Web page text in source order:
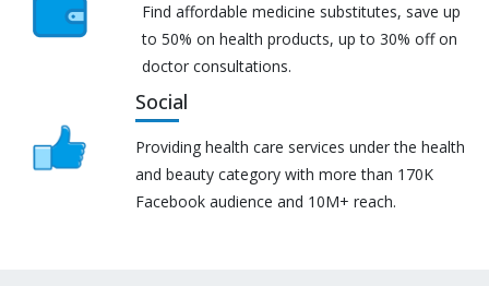
Find affordable medicine substitutes, save up
to 50% on health products, up to 30% off on
doctor consultations.
Social
Providing health care services under the health
and beauty category with more than 170K
Facebook audience and 10M+ reach.